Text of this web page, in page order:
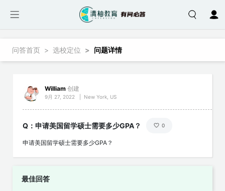
面包屑
问答首页 选校定位 问题详情
William创建
9月 27, 2022 New York, US
Q：申请美国留学硕士需要多少GPA？ 0
申请美国留学硕士需要多少GPA？
最佳回答